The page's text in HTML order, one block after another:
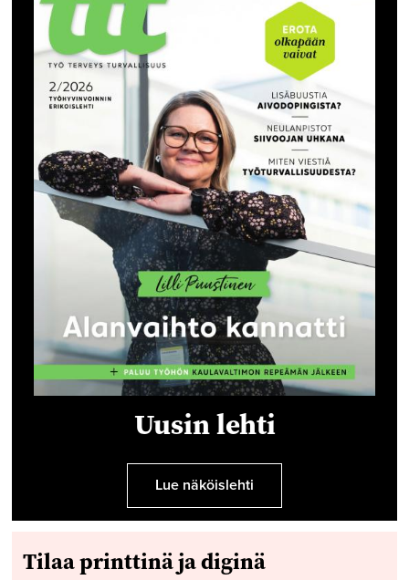
Uusin lehti
Lue näköislehti
Tilaa printtinä ja diginä